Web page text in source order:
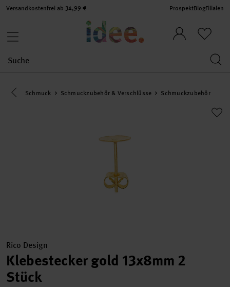
Versandkostenfrei ab 34,99 € ProspektBlogFilialen
Eine Kategorie zurück navigieren
Schmuck Schmuckzubehör & Verschlüsse Schmuckzubehör
Rico Design
Klebestecker gold 13x8mm 2
Stück